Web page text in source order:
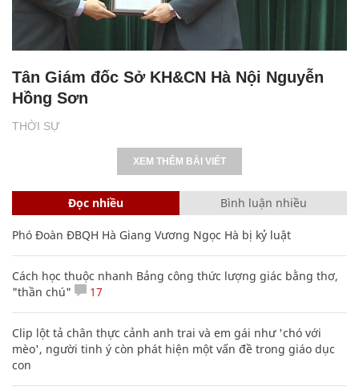
THỜI SỰ
Tân Giám đốc Sở KH&CN Hà Nội Nguyễn
Hồng Sơn
XEM THÊM BÀI VIẾT
Đọc nhiều Bình luận nhiều
Phó Đoàn ĐBQH Hà Giang Vương Ngọc Hà bị kỷ luật
Cách học thuộc nhanh Bảng công thức lượng giác bằng thơ,
"thần chú"
17
Clip lột tả chân thực cảnh anh trai và em gái như 'chó với
mèo', người tinh ý còn phát hiện một vấn đề trong giáo dục
con